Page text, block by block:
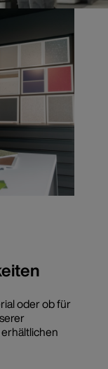
oder ob für